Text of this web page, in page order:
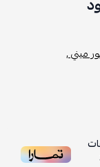
ميني ,